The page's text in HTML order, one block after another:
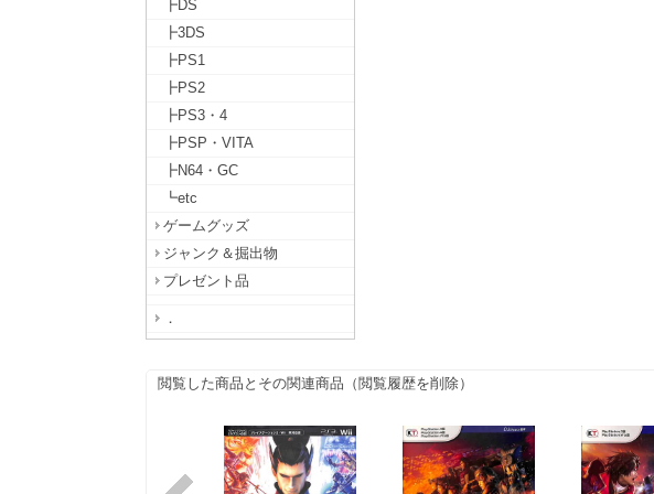
┣DS
┣3DS
┣PS1
┣PS2
┣PS3・4
┣PSP・VITA
┣N64・GC
┗etc
ゲームグッズ
ジャンク＆掘出物
プレゼント品
．